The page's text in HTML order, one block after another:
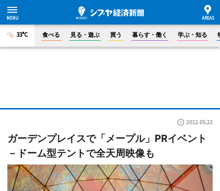
33°C 食べる 見る・遊ぶ 買う 暮らす・働く 学ぶ・知る
2012.05.22
ガーデンプレイスで「メープル」PRイベント
－ドーム型テントで全天周映像も